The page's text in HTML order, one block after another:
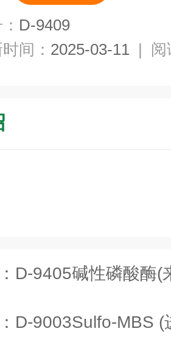
D-9409
间： 2025-03-11 | 阅
D-9405碱性磷酸酶(来
D-9003Sulfo-MBS (